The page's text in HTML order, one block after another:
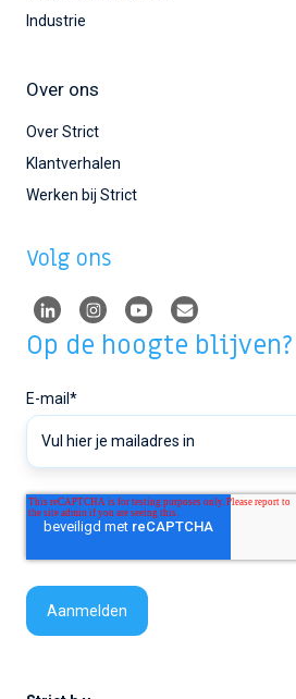
Industrie
Over ons
Over Strict
Klantverhalen
Werken bij Strict
Volg ons
Op de hoogte blijven?
E-mail *